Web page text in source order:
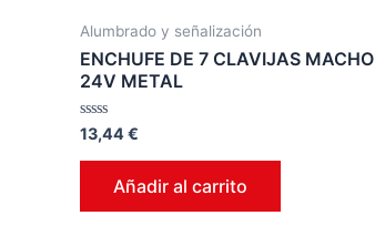
Alumbrado y señalización
ENCHUFE DE 7 CLAVIJAS MACHO
24V METAL
Valorado
en
0
13,44€
Añadir al carrito